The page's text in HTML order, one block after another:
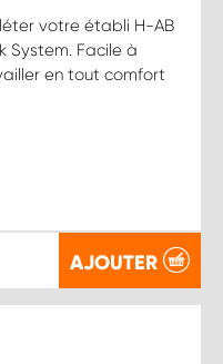
votre établi H-AB
System. Facile à
en tout comfort
AJOUTER